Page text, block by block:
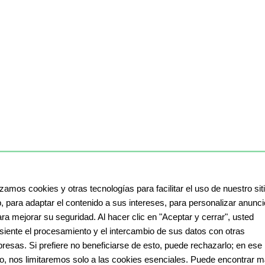
cookies y otras tecnologías para facilitar el uso de nuestro
para adaptar el contenido a sus intereses, para personalizar
mejorar su seguridad. Al hacer clic en "Aceptar y cerrar", usted
el procesamiento y el intercambio de sus datos con otras
Si prefiere no beneficiarse de esto, puede rechazarlo; en ese
nos limitaremos solo a las cookies esenciales. Puede encontrar